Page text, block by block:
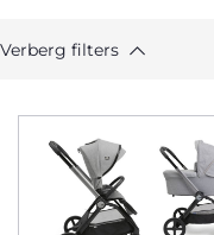
Verberg filters